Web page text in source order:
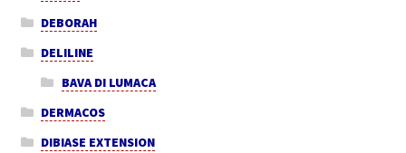
DEBORAH
DELILINE
BAVA DI LUMACA
DERMACOS
DIBIASE EXTENSION